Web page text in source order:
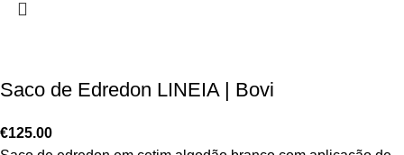
Saco de Edredon LINEIA | Bovi
€125.00